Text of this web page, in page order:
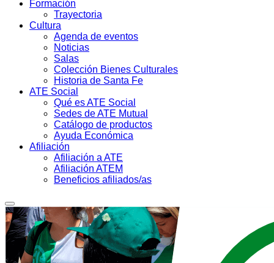
Formación
Trayectoria
Cultura
Agenda de eventos
Noticias
Salas
Colección Bienes Culturales
Historia de Santa Fe
ATE Social
Qué es ATE Social
Sedes de ATE Mutual
Catálogo de productos
Ayuda Económica
Afiliación
Afiliación a ATE
Afiliación ATEM
Beneficios afiliados/as